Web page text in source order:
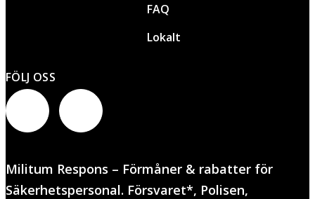
FAQ
Lokalt
FÖLJ OSS
Militum Respons – Förmåner & rabatter för
Säkerhetspersonal. Försvaret*, Polisen,